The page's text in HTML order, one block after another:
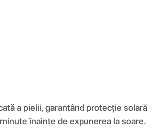
a pielii, garantând protecție solară
înainte de expunerea la soare.